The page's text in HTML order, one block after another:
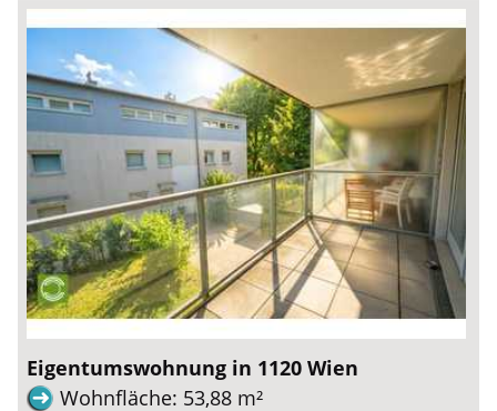
Eigentumswohnung in 1120 Wien
Wohnfläche: 53,88 m²